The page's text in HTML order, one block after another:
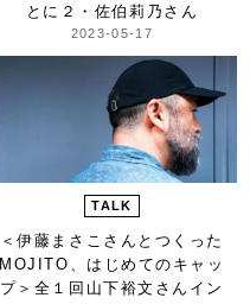
とに ２・佐伯莉乃さん
2023-05-17
TALK
＜伊藤まさこさんとつくった
MOJITO、はじめてのキャッ
プ＞ 全１回山下裕文さんイン